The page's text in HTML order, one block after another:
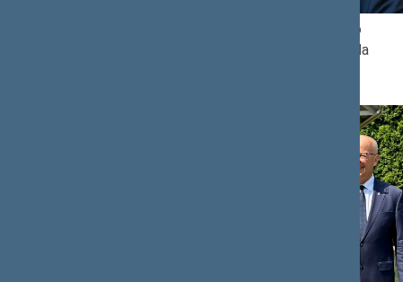
Seimo skaitykloje – Vytenio Povilo
Andriukaičio 75-mečiui skirta paroda